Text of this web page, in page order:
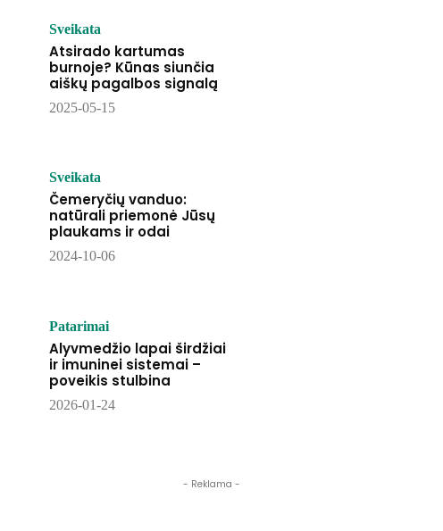
Sveikata
Atsirado kartumas
burnoje? Kūnas siunčia
aiškų pagalbos signalą
2025-05-15
Sveikata
Čemeryčių vanduo:
natūrali priemonė Jūsų
plaukams ir odai
2024-10-06
Patarimai
Alyvmedžio lapai širdžiai
ir imuninei sistemai –
poveikis stulbina
2026-01-24
- Reklama -